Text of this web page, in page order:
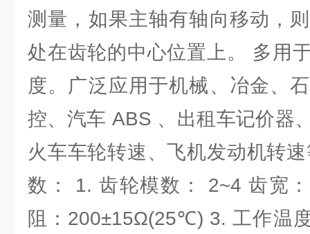
测量，如果主轴有轴向移动，
处在齿轮的中心位置上。 多用
度。广泛应用于机械、冶金、
控、汽车 ABS 、出租车记价器
火车车轮转速、飞机发动机转
数： 1. 齿轮模数： 2~4 齿宽
阻：200±15Ω(25℃) 3. 工作温